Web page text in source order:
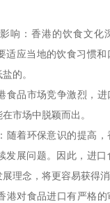
响：香港的饮食文化
适应当地的饮食习惯
的。
食品市场竞争激烈，
市场中脱颖而出。
随着环保意识的提高
发展问题。因此，进
理念，将更容易获得消
港对食品进口有严格